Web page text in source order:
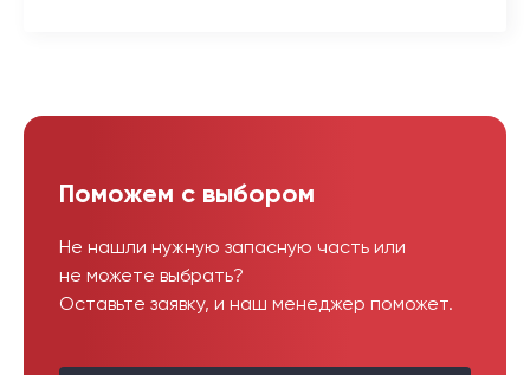
Поможем с выбором
Не нашли нужную запасную часть или
не можете выбрать?
Оставьте заявку, и наш менеджер поможет.